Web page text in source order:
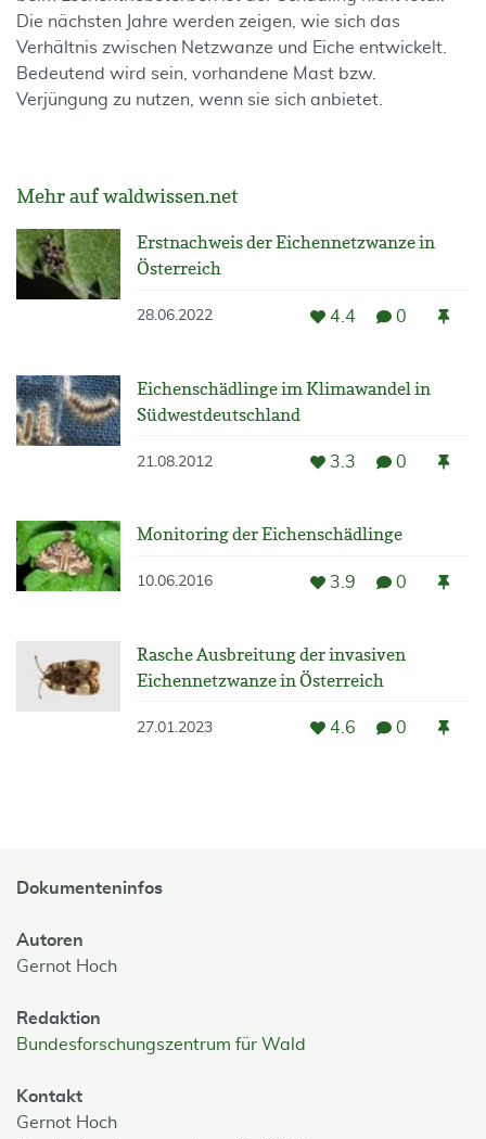
Die nächsten Jahre werden zeigen, wie sich das
Verhältnis zwischen Netzwanze und Eiche entwickelt.
Bedeutend wird sein, vorhandene Mast bzw.
Verjüngung zu nutzen, wenn sie sich anbietet.
Mehr auf waldwissen.net
Erstnachweis der Eichennetzwanze in
Österreich
28.06.2022 4.4 0
Eichenschädlinge im Klimawandel in
Südwestdeutschland
21.08.2012 3.3 0
Monitoring der Eichenschädlinge
10.06.2016 3.9 0
Rasche Ausbreitung der invasiven
Eichennetzwanze in Österreich
27.01.2023 4.6 0
Dokumenteninfos
Autoren
Gernot Hoch
Redaktion
Bundesforschungszentrum für Wald
Kontakt
Gernot Hoch